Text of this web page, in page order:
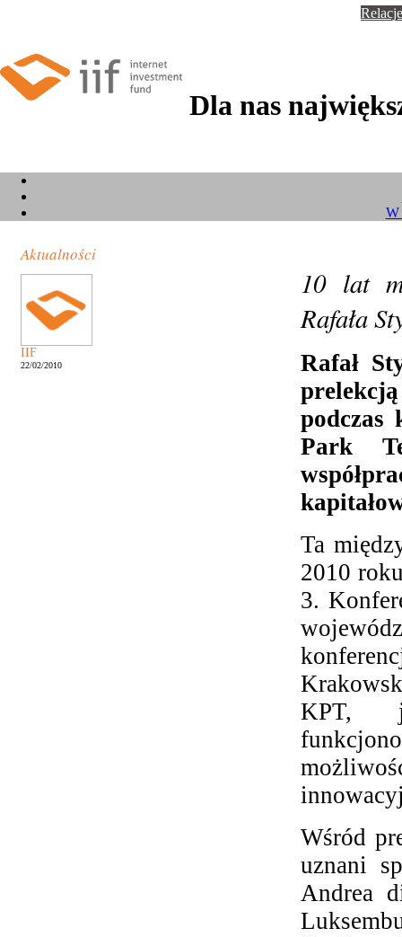
Dla nas
W
Aktualności
IIF
22/02/2010
10 lat
Rafała
Rafał
podczas
Park
Ta
2010
3.
KPT,
Wśród
uznani
Andrea